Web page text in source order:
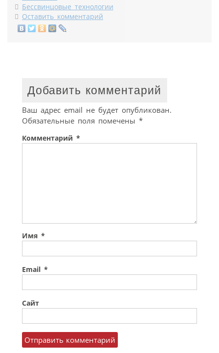
Бессвинцовые технологии
Оставить комментарий
Добавить комментарий
Ваш адрес email не будет опубликован.
Обязательные поля помечены *
Комментарий *
Имя *
Email *
Сайт